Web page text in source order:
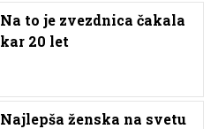
Na to je zvezdnica čakala
kar 20 let
Najlepša ženska na svetu